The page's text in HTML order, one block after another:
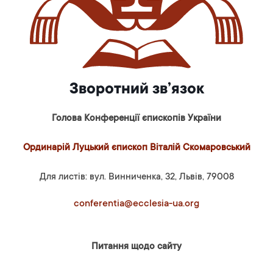
Зворотний зв’язок
Голова Конференції єпископів України
Ординарій Луцький єпископ Віталій Скомаровський
Для листів: вул. Винниченка, 32, Львів, 79008
conferentia@ecclesia-ua.org
Питання щодо сайту